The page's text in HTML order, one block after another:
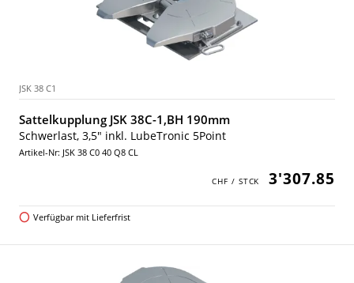
JSK 38 C1
Sattelkupplung JSK 38C-1,BH 190mm
Schwerlast, 3,5" inkl. LubeTronic 5Point
Artikel-Nr: JSK 38 C0 40 Q8 CL
3'307.85
Verfügbar mit Lieferfrist